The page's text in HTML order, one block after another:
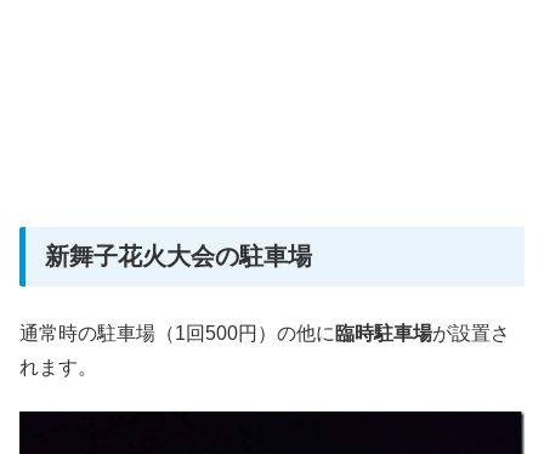
新舞子花火大会の駐車場
通常時の駐車場（1回500円）の他に 臨時駐車場が設置さ
れます。